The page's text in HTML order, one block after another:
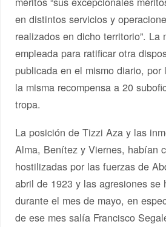
en distintos servicios y
realizados en dicho territorio”. La
empleada para ratificar otra
publicada en el mismo diario,
la misma recompensa a 20
tropa.
La posición de Tizzi Aza y las
Alma, Benítez y Viernes, habían
hostilizadas por las fuerzas de
abril de 1923 y las agresiones se
durante el mes de mayo, en
de ese mes salía Francisco